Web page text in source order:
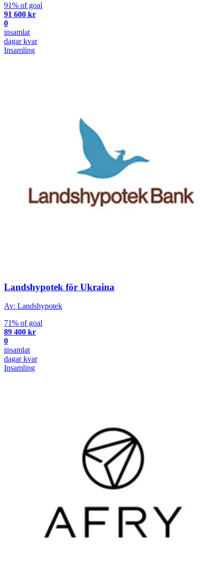
91% of goal
91 600 kr
0
insamlat
dagar kvar
Insamling
Landshypotek för Ukraina
Av: Landshypotek
71% of goal
89 400 kr
0
insamlat
dagar kvar
Insamling